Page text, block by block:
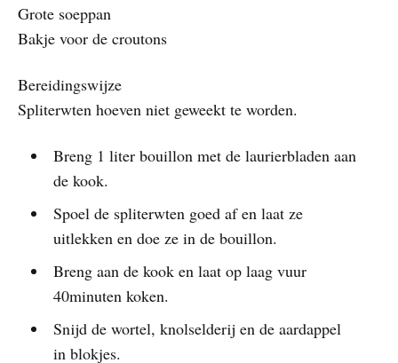
Grote soeppan
Bakje voor de croutons
Bereidingswijze
Spliterwten hoeven niet geweekt te worden.
Breng 1 liter bouillon met de laurierbladen aan
de kook.
Spoel de spliterwten goed af en laat ze
uitlekken en doe ze in de bouillon.
Breng aan de kook en laat op laag vuur
40minuten koken.
Snijd de wortel, knolselderij en de aardappel
in blokjes.